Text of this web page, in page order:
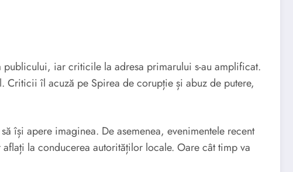
iar criticile la adresa primarului s-au amplificat.
îl acuză pe Spirea de corupție și abuz de putere,
își apere imaginea. De asemenea, evenimentele recent
la conducerea autorităților locale. Oare cât timp va